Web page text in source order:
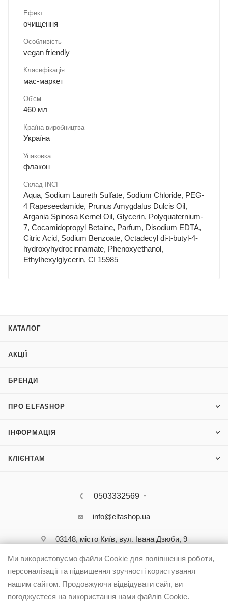
Ефект
очищення
Особливість
vegan friendly
Класифікація
мас-маркет
Об'єм
460 мл
Країна виробництва
Україна
Упаковка
флакон
Склад INCI
Aqua, Sodium Laureth Sulfate, Sodium Chloride, PEG-
4 Rapeseedamide, Prunus Amygdalus Dulcis Oil,
Argania Spinosa Kernel Oil, Glycerin, Polyquaternium-
7, Cocamidopropyl Betaine, Parfum, Disodium EDTA,
Citric Acid, Sodium Benzoate, Octadecyl di-t-butyl-4-
hydroxyhydrocinnamate, Phenoxyethanol,
Ethylhexylglycerin, CI 15985
КАТАЛОГ
АКЦІЇ
БРЕНДИ
ПРО ELFASHOP
ІНФОРМАЦІЯ
КЛІЄНТАМ
0503332569
info@elfashop.ua
03148, місто Київ, вул. Івана Дзюби, 9
Ми використовуємо файли Cookie для поліпшення роботи,
персоналізації та підвищення зручності користування
нашим сайтом. Продовжуючи відвідувати сайт, ви
погоджуєтеся на використання нами файлів Cookie.